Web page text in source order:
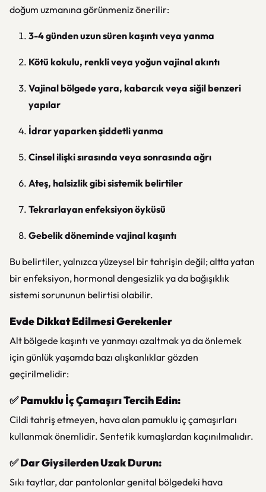
doğum uzmanına görünmeniz önerilir:
3-4 günden uzun süren kaşıntı veya yanma
Kötü kokulu, renkli veya yoğun vajinal akıntı
Vajinal bölgede yara, kabarcık veya siğil benzeri
yapılar
İdrar yaparken şiddetli yanma
Cinsel ilişki sırasında veya sonrasında ağrı
Ateş, halsizlik gibi sistemik belirtiler
Tekrarlayan enfeksiyon öyküsü
Gebelik döneminde vajinal kaşıntı
Bu belirtiler, yalnızca yüzeysel bir tahrişin değil; altta yatan
bir enfeksiyon, hormonal dengesizlik ya da bağışıklık
sistemi sorununun belirtisi olabilir.
Evde Dikkat Edilmesi Gerekenler
Alt bölgede kaşıntı ve yanmayı azaltmak ya da önlemek
için günlük yaşamda bazı alışkanlıklar gözden
geçirilmelidir:
✅Pamuklu İç Çamaşırı Tercih Edin:
Cildi tahriş etmeyen, hava alan pamuklu iç çamaşırları
kullanmak önemlidir. Sentetik kumaşlardan kaçınılmalıdır.
✅Dar Giysilerden Uzak Durun:
Sıkı taytlar, dar pantolonlar genital bölgedeki hava